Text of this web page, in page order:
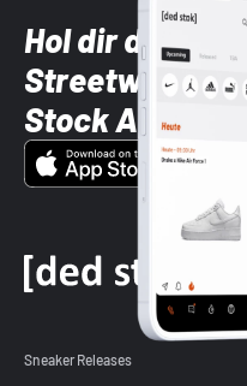
Hol dir die
Streetwear-
Stock App
Sneaker Releases